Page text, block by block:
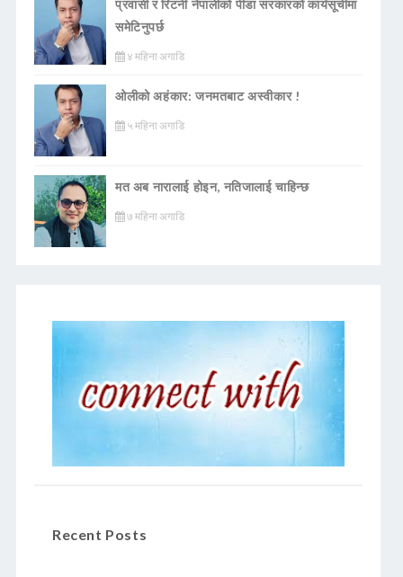
प्रवासी र रिटर्नी नेपालीको पीडा सरकारको कार्यसूचीमा
समेटिनुपर्छ
४ महिना अगाडि
ओलीको अहंकार: जनमतबाट अस्वीकार !
५ महिना अगाडि
मत अब नारालाई होइन, नतिजालाई चाहिन्छ
७ महिना अगाडि
Recent Posts